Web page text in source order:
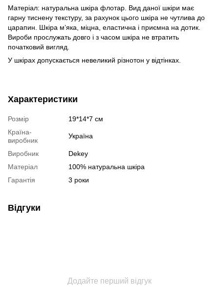
Матеріал: натуральна шкіра флотар. Вид даної шкіри має
гарну тиснену текстуру, за рахунок цього шкіра не чутлива до
царапин. Шкіра м’яка, міцна, еластична і приємна на дотик.
Вироби прослужать довго і з часом шкіра не втратить
початковий вигляд.
У шкірах допускається невеликий різнотон у відтінках.
Характеристики
Розмір
19*14*7 см
Країна-
виробник
Україна
Виробник
Dekey
Матеріал
100% натуральна шкіра
Гарантія
3 роки
Відгуки
Додайте перший відгук